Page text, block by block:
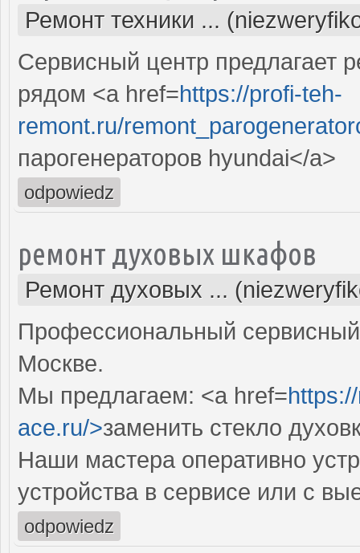
Ремонт техники ...
Сервисный центр предлагает
рядом <a href=https://profi-teh-
remont.ru/
парогенераторов hyundai</a>
odpowiedz
ремонт духовых шкафов
Ремонт духовых ...
Профессиональный
Москве.
Мы предлагаем: <a href=
ace.ru/>заменить стекло
Наши мастера оперативно
устройства в сервисе или с
odpowiedz